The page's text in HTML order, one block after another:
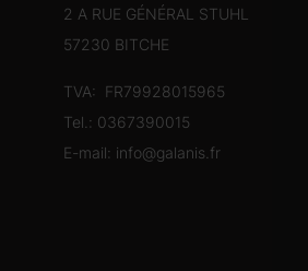
2 A RUE GÉNÉRAL STUHL
57230 BITCHE
TVA: FR79928015965
Tel.: 0367390015
E-mail: info@galanis.fr